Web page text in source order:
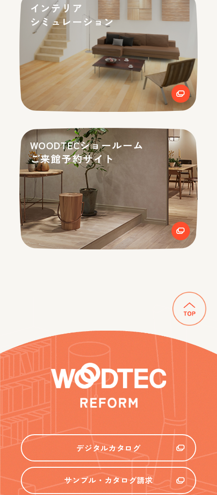
インテリア
シミュレーション
WOODTECショールーム
ご来館予約サイト
デジタルカタログ
サンプル・カタログ請求